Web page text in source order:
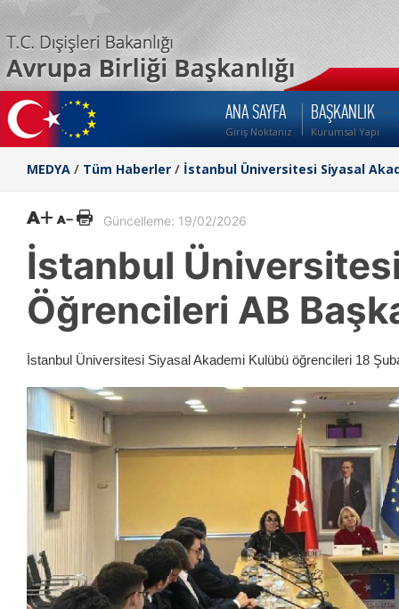
ANA SAYFA
Giriş Noktanız
BAŞKANLIK
Kurumsal Yapı
MEDYA / Tüm Haberler / İstanbul Üniversitesi Siyasal
Güncelleme: 19/02/2026
İstanbul
Öğrencileri AB
İstanbul Üniversitesi Siyasal Akademi Kulübü öğrencileri 18